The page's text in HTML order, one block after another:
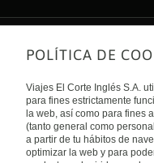
Sobre nosotros
Quiénes somos
Financiación
Sostenibilidad
Turismo accesible
Tarjeta El Corte Inglés
Trabaja con nosotros
El Corte Inglés
Enlaces de
Guías de viaje
Catálogos
Auto check-in
Internacional
POLÍTICA DE
Viajes El Corte Inglés S.A.
para fines estrictamente
la web, así como para fines
(tanto general como
a partir de tu hábitos de
optimizar la web y para